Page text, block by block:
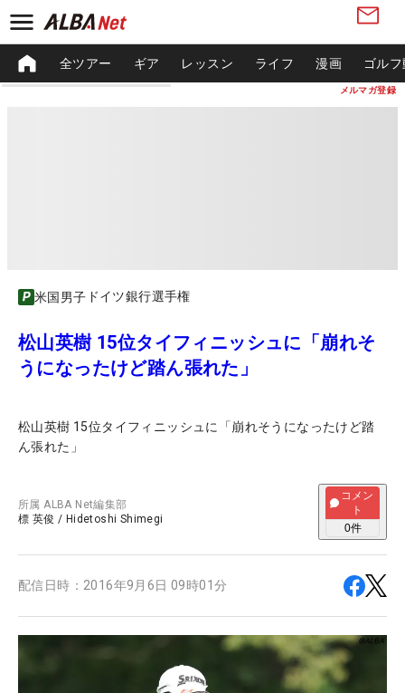
メルマガ登録
全ツアー ギア レッスン ライフ 漫画 ゴル
米国男子 ドイツ銀行選手権
松山英樹 15位タイフィニッシュに「崩れそ
うになったけど踏ん張れた」
松山英樹 15位タイフィニッシュに「崩れそうになったけど踏
ん張れた」
所属ALBA Net編集部
標 英俊 / Hidetoshi Shimegi
コメン
ト
0件
配信日時： 2016年9月6日 09時01分